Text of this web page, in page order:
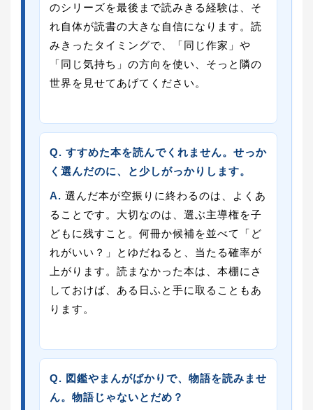
のシリーズを最後まで読みきる経験は、そ
れ自体が読書の大きな自信になります。読
みきったタイミングで、「同じ作家」や
「同じ気持ち」の方向を使い、そっと隣の
世界を見せてあげてください。
Q. すすめた本を読んでくれません。せっか
く選んだのに、と少しがっかりします。
A. 選んだ本が空振りに終わるのは、よくあ
ることです。大切なのは、選ぶ主導権を子
どもに残すこと。何冊か候補を並べて「ど
れがいい？」とゆだねると、当たる確率が
上がります。読まなかった本は、本棚にさ
しておけば、ある日ふと手に取ることもあ
ります。
Q. 図鑑やまんがばかりで、物語を読みませ
ん。物語じゃないとだめ？